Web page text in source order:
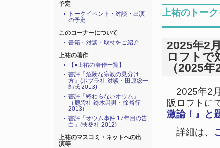
上祐のトー
2025年2
ロフトで
（2025
2025年2
阪ロフトに
激論！』と
詳細は、
予定
トークイベント・対談・出演
の予定
このコーナーについて
書籍・対談・取材をご紹介
上祐の著作
【●上祐の著作一覧】
書評『危険な宗教の見分け
方』(ポプラ社 対談・田原総一
郎氏 2013)
書評『終わらないオウム』
（鹿砦社 鈴木邦男・徐裕行
2013）
書評『オウム事件 17年目の告
白』(扶桑社 2012)
上祐のマスコミ・ネットへの出
演等